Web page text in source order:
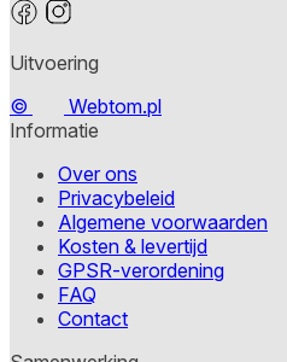
Uitvoering
©
Webtom.pl
Informatie
Over ons
Privacybeleid
Algemene voorwaarden
Kosten & levertijd
GPSR-verordening
FAQ
Contact